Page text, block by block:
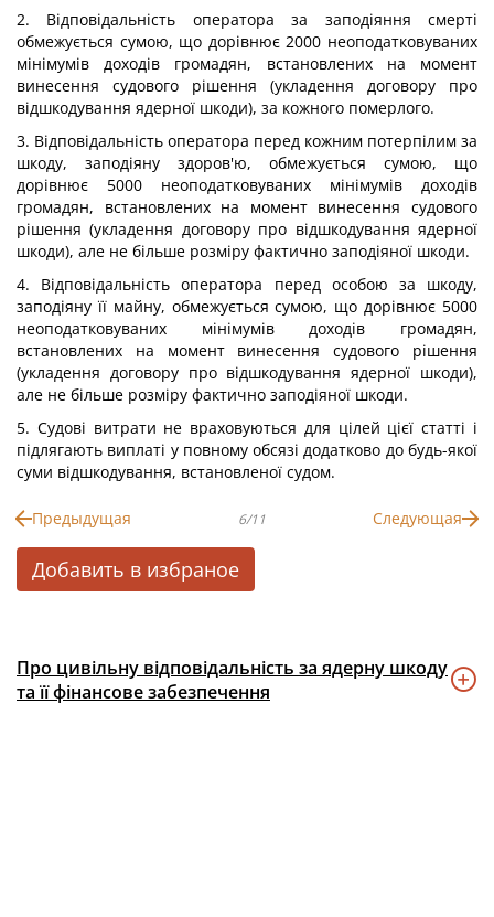
2. Відповідальність оператора за заподіяння смерті
обмежується сумою, що дорівнює 2000 неоподатковуваних
мінімумів доходів громадян, встановлених на момент
винесення судового рішення (укладення договору про
відшкодування ядерної шкоди), за кожного померлого.
3. Відповідальність оператора перед кожним потерпілим за
шкоду, заподіяну здоров'ю, обмежується сумою, що
дорівнює 5000 неоподатковуваних мінімумів доходів
громадян, встановлених на момент винесення судового
рішення (укладення договору про відшкодування ядерної
шкоди), але не більше розміру фактично заподіяної шкоди.
4. Відповідальність оператора перед особою за шкоду,
заподіяну її майну, обмежується сумою, що дорівнює 5000
неоподатковуваних мінімумів доходів громадян,
встановлених на момент винесення судового рішення
(укладення договору про відшкодування ядерної шкоди),
але не більше розміру фактично заподіяної шкоди.
5. Судові витрати не враховуються для цілей цієї статті і
підлягають виплаті у повному обсязі додатково до будь-якої
суми відшкодування, встановленої судом.
Предыдущая 6/11 Следующая
Добавить в избраное
Про цивільну відповідальність за ядерну шкоду
та її фінансове забезпечення